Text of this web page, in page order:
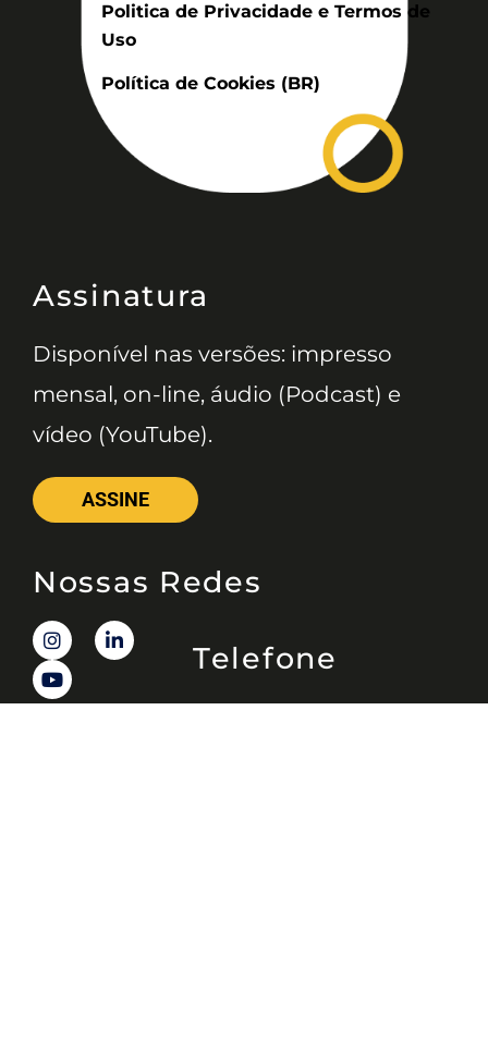
Politica de Privacidade e Termos de
Uso
Política de Cookies (BR)
Assinatura
Disponível nas versões: impresso
mensal, on-line, áudio (Podcast) e
vídeo (YouTube).
ASSINE
Nossas Redes
Telefone